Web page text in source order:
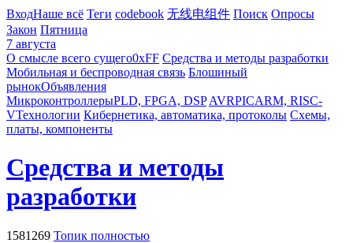
ВходНаше всё Теги codebook 无线电组件 Поиск Опросы
Закон Пятница
7 августа
О смысле всего сущего0xFF Средства и методы разработки
Мобильная и беспроводная связь Блошиный
рынокОбъявления
МикроконтроллерыPLD, FPGA, DSP AVRPICARM, RISC-
VТехнологии Кибернетика, автоматика, протоколы Схемы,
платы, компоненты
Средства и методы
разработки
1581269 Топик полностью